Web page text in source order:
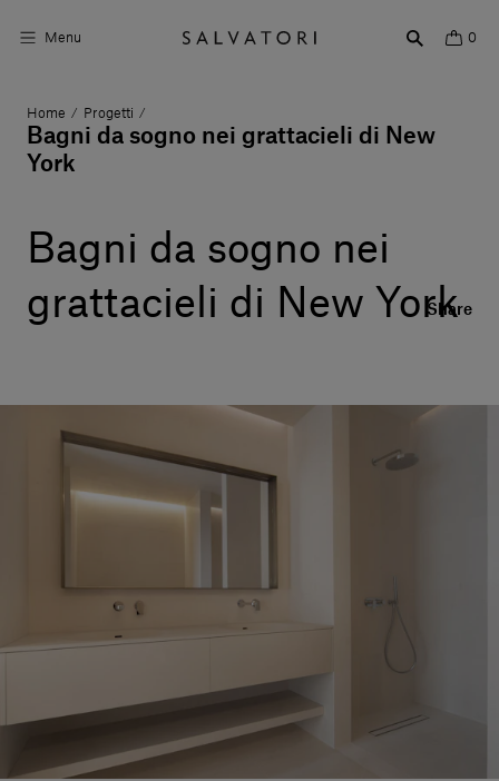
Menu 0
Superfici
Arredo bagno
Ambienti
Contattaci
Home / Progetti /
Bagni da sogno nei grattacieli di New
York
Bagni da sogno nei
grattacieli di New York
Share